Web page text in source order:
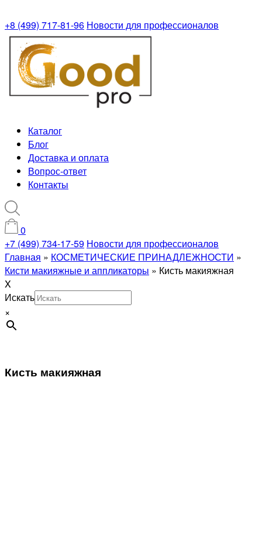
+8 (499) 717-81-96 Новости для профессионалов
Каталог
Блог
Доставка и оплата
Вопрос-ответ
Контакты
0
+7 (499) 734-17-59 Новости для профессионалов
Главная » КОСМЕТИЧЕСКИЕ ПРИНАДЛЕЖНОСТИ »
Кисти макияжные и аппликаторы » Кисть макияжная
X
Искать
×
Кисть макияжная